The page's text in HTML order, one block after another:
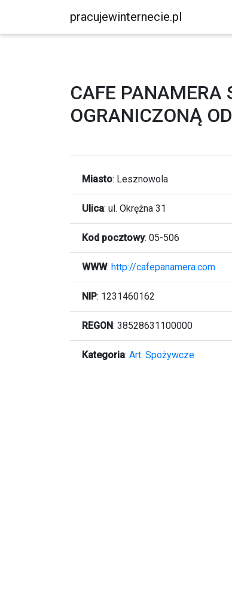
pracujewinternecie.pl
CAFE PANAMERA
OGRANICZONĄ
Miasto: Lesznowola
Ulica: ul. Okrężna 31
Kod pocztowy: 05-506
WWW: http://cafepanamera.com
NIP: 1231460162
REGON: 38528631100000
Kategoria: Art. Spożywcze